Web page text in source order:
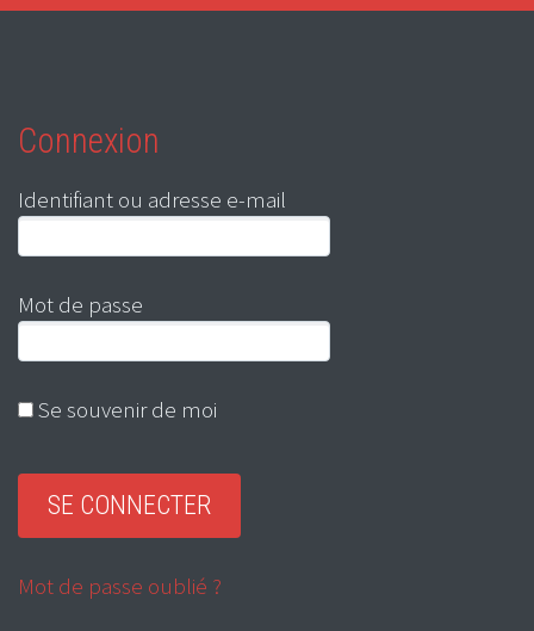
Connexion
Identifiant ou adresse e-mail
Mot de passe
Se souvenir de moi
Mot de passe oublié ?